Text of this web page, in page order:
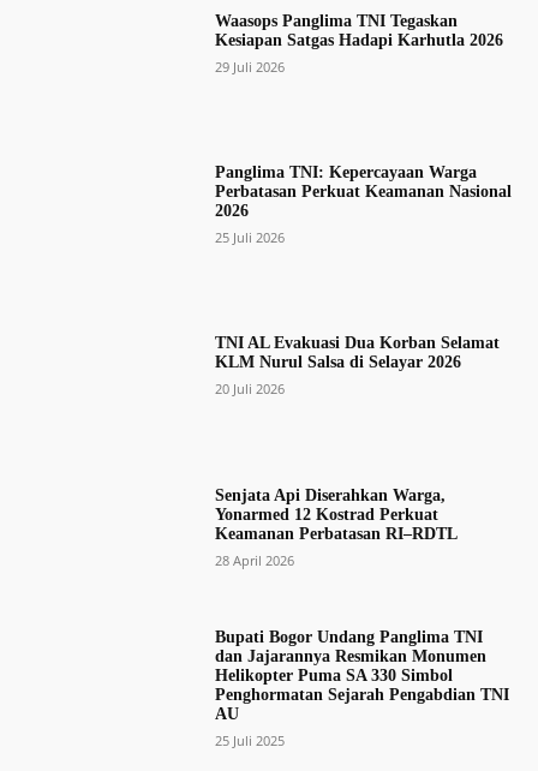
Waasops Panglima TNI Tegaskan
Kesiapan Satgas Hadapi Karhutla 2026
29 Juli 2026
Panglima TNI: Kepercayaan Warga
Perbatasan Perkuat Keamanan Nasional
2026
25 Juli 2026
TNI AL Evakuasi Dua Korban Selamat
KLM Nurul Salsa di Selayar 2026
20 Juli 2026
Senjata Api Diserahkan Warga,
Yonarmed 12 Kostrad Perkuat
Keamanan Perbatasan RI–RDTL
28 April 2026
Bupati Bogor Undang Panglima TNI
dan Jajarannya Resmikan Monumen
Helikopter Puma SA 330 Simbol
Penghormatan Sejarah Pengabdian TNI
AU
25 Juli 2025